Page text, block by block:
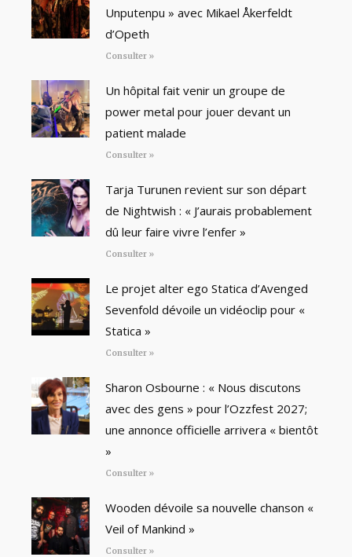
Unputenpu » avec Mikael Åkerfeldt
d’Opeth
Consulter »
Un hôpital fait venir un groupe de
power metal pour jouer devant un
patient malade
Consulter »
Tarja Turunen revient sur son départ
de Nightwish : « J’aurais probablement
dû leur faire vivre l’enfer »
Consulter »
Le projet alter ego Statica d’Avenged
Sevenfold dévoile un vidéoclip pour «
Statica »
Consulter »
Sharon Osbourne : « Nous discutons
avec des gens » pour l’Ozzfest 2027;
une annonce officielle arrivera « bientôt
»
Consulter »
Wooden dévoile sa nouvelle chanson «
Veil of Mankind »
Consulter »